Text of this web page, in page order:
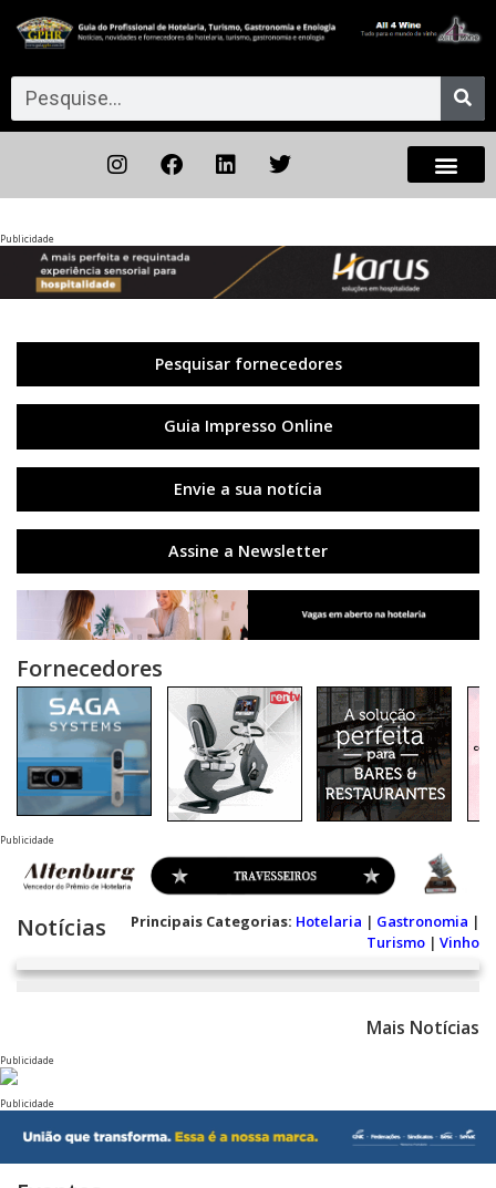
Publicidade
Pesquisar fornecedores
Guia Impresso Online
Envie a sua notícia
Assine a Newsletter
Fornecedores
Publicidade
Notícias Principais Categorias: Hotelaria | Gastronomia |
Turismo | Vinho
Mais Notícias
Publicidade
Publicidade